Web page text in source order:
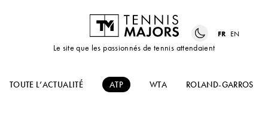
Le site que les passionnés de tennis attendaient
FR EN
TOUTE L’ACTUALITÉ ATP WTA ROLAND-GARROS